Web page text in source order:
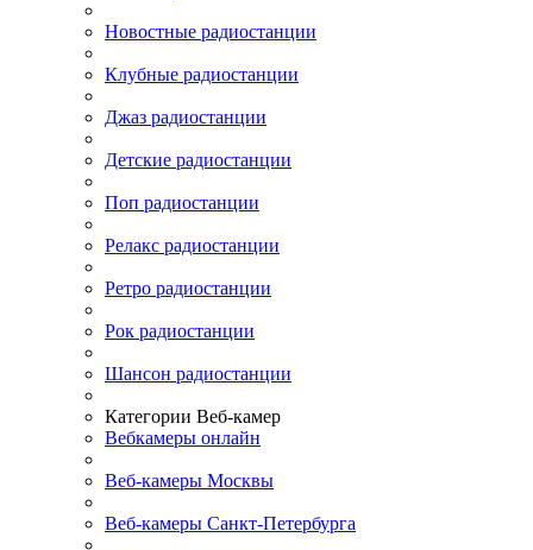
Новостные радиостанции
Клубные радиостанции
Джаз радиостанции
Детские радиостанции
Поп радиостанции
Релакс радиостанции
Ретро радиостанции
Рок радиостанции
Шансон радиостанции
Категории Веб-камер
Вебкамеры онлайн
Веб-камеры Москвы
Веб-камеры Санкт-Петербурга